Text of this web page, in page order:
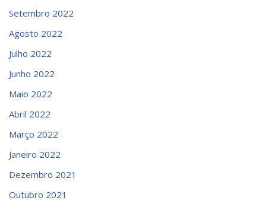
Setembro 2022
Agosto 2022
Julho 2022
Junho 2022
Maio 2022
Abril 2022
Março 2022
Janeiro 2022
Dezembro 2021
Outubro 2021